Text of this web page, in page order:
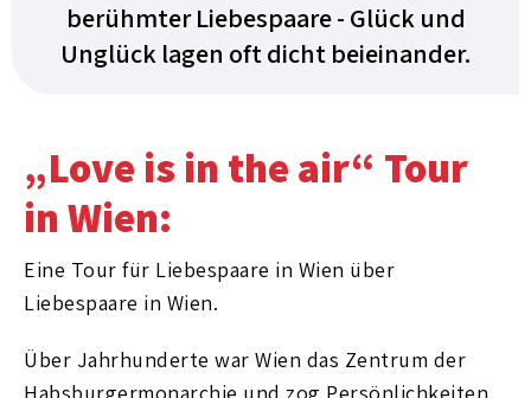
berühmter Liebespaare - Glück und
Unglück lagen oft dicht beieinander.
„Love is in the air“ Tour
in Wien:
Eine Tour für Liebespaare in Wien über
Liebespaare in Wien.
Über Jahrhunderte war Wien das Zentrum der